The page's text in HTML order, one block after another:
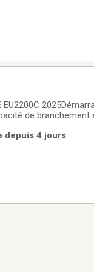
EU2200C
de branchement
depuis 4 jours